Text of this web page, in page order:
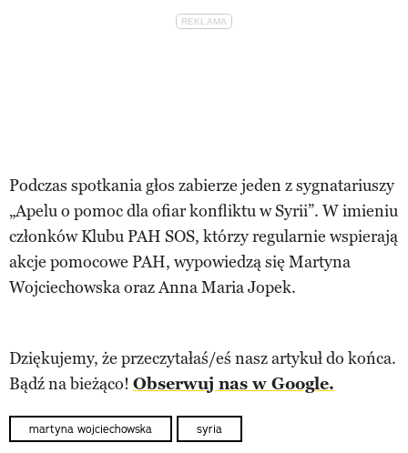
Podczas spotkania głos zabierze jeden z sygnatariuszy
„Apelu o pomoc dla ofiar konfliktu w Syrii”. W imieniu
członków Klubu PAH SOS, którzy regularnie wspierają
akcje pomocowe PAH, wypowiedzą się Martyna
Wojciechowska oraz Anna Maria Jopek.
Dziękujemy, że przeczytałaś/eś nasz artykuł do końca.
Bądź na bieżąco! Obserwuj nas w Google.
martyna wojciechowska syria